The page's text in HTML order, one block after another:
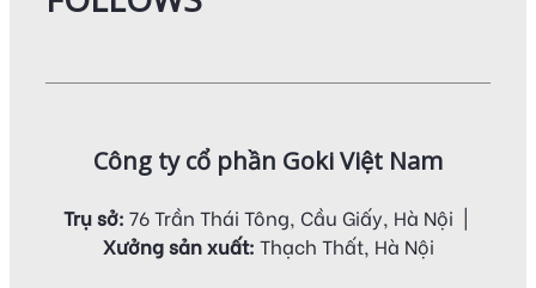
Công ty cổ phần Goki Việt Nam
Trụ sở: 76 Trần Thái Tông, Cầu Giấy, Hà Nội |
Xưởng sản xuất: Thạch Thất, Hà Nội